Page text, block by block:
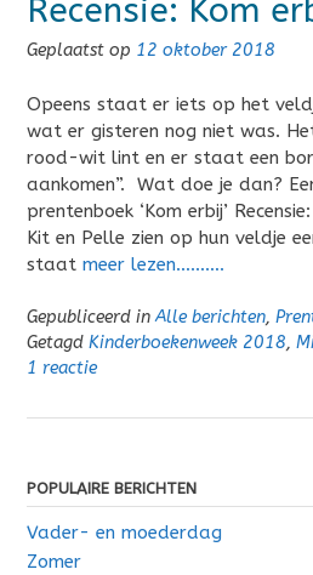
Recensie: Kom
Geplaatst op 12 oktober 2018
Opeens staat er iets op het
wat er gisteren nog niet was.
rood-wit lint en er staat een
aankomen”. Wat doe je dan?
prentenboek ‘Kom erbij’
Kit en Pelle zien op hun veldje
staat meer lezen……….
Gepubliceerd inAlle berichten,
Getagd Kinderboekenweek 2018,
1 reactie
POPULAIRE BERICHTEN
Vader- en moederdag
Zomer